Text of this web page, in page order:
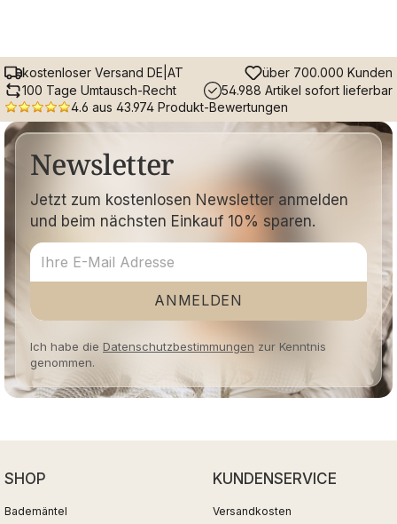
kostenloser Versand DE|AT
über 700.000 Kunden
100 Tage Umtausch-Recht
54.988 Artikel sofort lieferbar
4.6 aus 43.974 Produkt-Bewertungen
Newsletter
Jetzt zum kostenlosen Newsletter anmelden
und beim nächsten Einkauf 10% sparen.
ANMELDEN
Ich habe die Datenschutzbestimmungen zur Kenntnis
genommen.
SHOP
Bademäntel
KUNDENSERVICE
Versandkosten